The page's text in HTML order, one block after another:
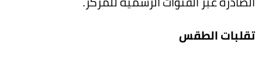
تقلبات الطقس